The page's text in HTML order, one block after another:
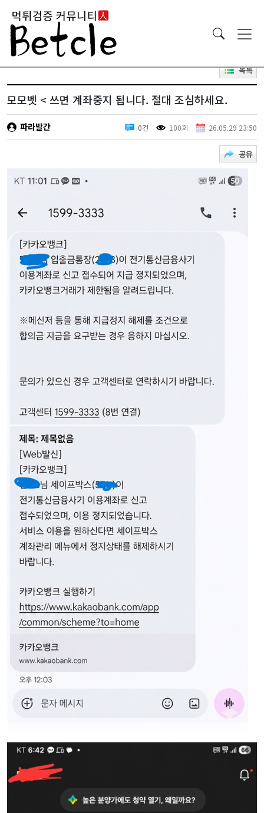
목록
모모벳 < 쓰면 계좌중지 됩니다. 절대 조심하세요.
파라발간 0건 100회 26.05.29 23:50
공유